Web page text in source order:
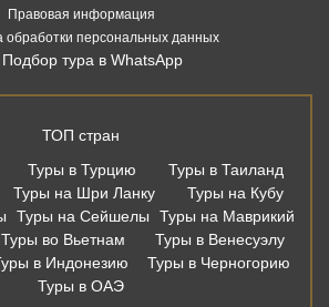
Правовая информация
обработки персональных данных
Подбор тура в WhatsApp
ТОП стран
Туры в Турцию
Туры в Таиланд
Туры на Шри Ланку
Туры на Кубу
Туры на Сейшелы
Туры на Маврикий
Туры во Вьетнам
Туры в Венесуэлу
в Индонезию
Туры в Черногорию
Туры в ОАЭ